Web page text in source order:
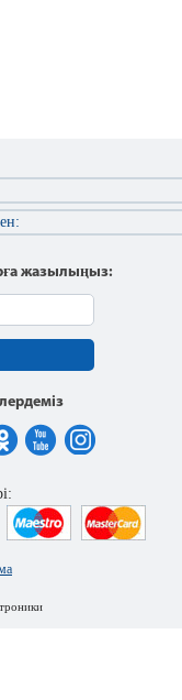
жазылыңыз: